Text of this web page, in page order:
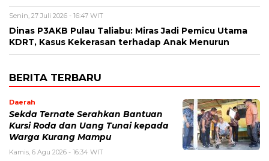
Senin, 27 Juli 2026 - 16:47 WIT
Dinas P3AKB Pulau Taliabu: Miras Jadi Pemicu Utama
KDRT, Kasus Kekerasan terhadap Anak Menurun
BERITA TERBARU
Daerah
Sekda Ternate Serahkan Bantuan
Kursi Roda dan Uang Tunai kepada
Warga Kurang Mampu
Kamis, 6 Agu 2026 - 16:34 WIT